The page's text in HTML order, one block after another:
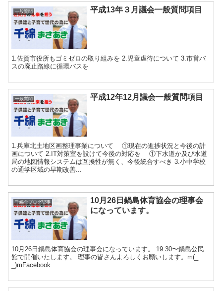
一般質問 平成13年３月議会一般質問項目
1.佐賀市役所もゴミゼロの取り組みを 2.児童虐待について 3.市営バ
スの廃止路線に循環バスを
一般質問 平成12年12月議会一般質問項目
1.兵庫北土地区画整理事業について ①現在の進捗状況と今後の計
画について 2.IT対策室を設けて今後の対応を ①下水道か及び水道
局の地図情報システムは互換性が無く、今後統合すべき 3.小中学校
の通学区域の早期改善...
千綿全ブログ記事
10月26日鍋島体育協会の理事会
になっています。
10月26日鍋島体育協会の理事会になっています。 19:30〜鍋島公民
館で開催いたします。 理事の皆さんよろしくお願いします。m(_
_)mFacebook